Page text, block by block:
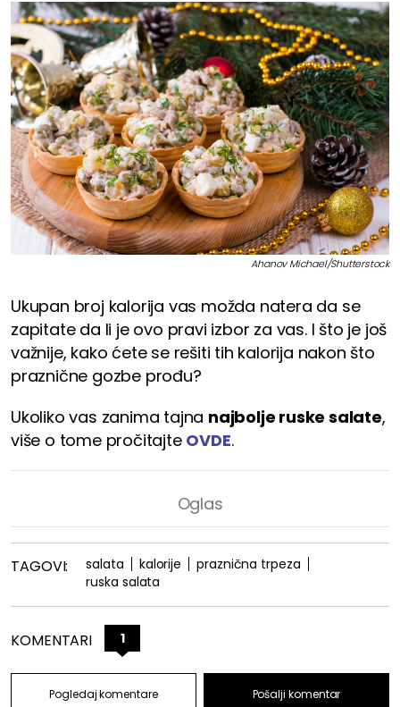
Ahanov Michael/Shutterstock
Ukupan broj kalorija vas možda natera da se
zapitate da li je ovo pravi izbor za vas. I što je još
važnije, kako ćete se rešiti tih kalorija nakon što
praznične gozbe prođu?
Ukoliko vas zanima tajna najbolje ruske salate,
više o tome pročitajte OVDE.
TAGOVI: salata kalorije
praznična trpeza
ruska salata
KOMENTARI 1
Pogledaj komentare Pošalji komentar